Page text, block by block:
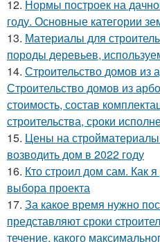
12. Нормы построек на
году. Основные категории
13. Материалы для
породы деревьев,
14. Строительство домов из
Строительство домов из
стоимость, состав
строительства, сроки
15. Цены на стройматериалы
возводить дом в 2022 году
16. Кто строил дом сам. Как
выбора проекта
17. За какое время нужно
представляют сроки
течение, какого